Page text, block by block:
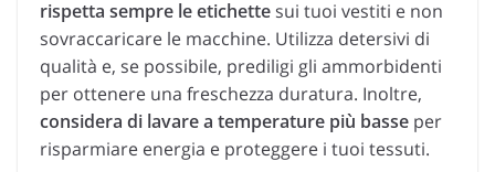
rispetta sempre le etichette sui tuoi vestiti e non
sovraccaricare le macchine. Utilizza detersivi di
qualità e, se possibile, prediligi gli ammorbidenti
per ottenere una freschezza duratura. Inoltre,
considera di lavare a temperature più basse per
risparmiare energia e proteggere i tuoi tessuti.